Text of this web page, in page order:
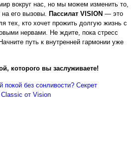
вокруг нас, но мы можем изменить то,
на его вызовы. Пассилат VISION — это
тех, кто хочет прожить долгую жизнь с
нервами. Не ждите, пока стресс
путь к внутренней гармонии уже
которого вы заслуживаете!
без сонливости? Секрет
от Vision